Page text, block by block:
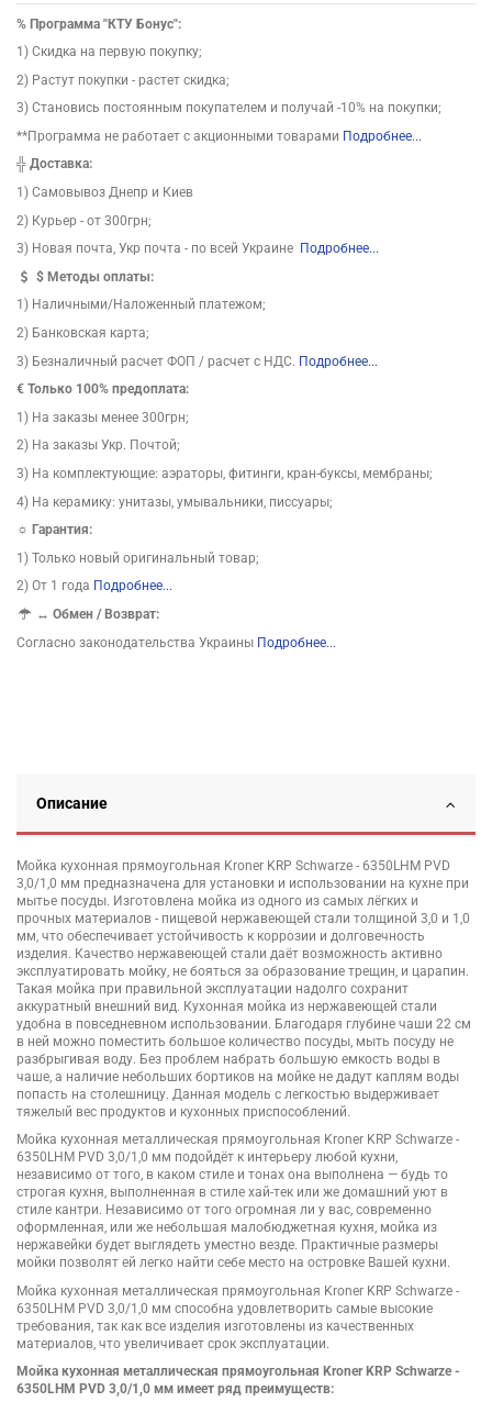
% Программа "КТУ Бонус":
1) Скидка на первую покупку;
2) Растут покупки - растет скидка;
3) Становись постоянным покупателем и получай -10% на покупки;
**Программа не работает с акционными товарами Подробнее...
╬ Доставка:
1) Самовывоз Днепр и Киев
2) Курьер - от 300грн;
3) Новая почта, Укр почта - по всей Украине Подробнее...
$Методы оплаты:
1) Наличными/Наложенный платежом;
2) Банковская карта;
3) Безналичный расчет ФОП / расчет с НДС. Подробнее...
€ Только 100% предоплата:
1) На заказы менее 300грн;
2) На заказы Укр. Почтой;
3) На комплектующие: аэраторы, фитинги, кран-буксы, мембраны;
4) На керамику: унитазы, умывальники, писсуары;
☼ Гарантия:
1) Только новый оригинальный товар;
2) От 1 года Подробнее...
↔Обмен / Возврат:
Согласно законодательства Украины Подробнее...
Описание
Мойка кухонная прямоугольная Kroner KRP Schwarze - 6350LHM PVD
3,0/1,0 мм предназначена для установки и использовании на кухне при
мытье посуды. Изготовлена мойка из одного из самых лёгких и
прочных материалов - пищевой нержавеющей стали толщиной 3,0 и 1,0
мм, что обеспечивает устойчивость к коррозии и долговечность
изделия. Качество нержавеющей стали даёт возможность активно
эксплуатировать мойку, не бояться за образование трещин, и царапин.
Такая мойка при правильной эксплуатации надолго сохранит
аккуратный внешний вид. Кухонная мойка из нержавеющей стали
удобна в повседневном использовании. Благодаря глубине чаши 22 см
в ней можно поместить большое количество посуды, мыть посуду не
разбрыгивая воду. Без проблем набрать большую емкость воды в
чаше, а наличие небольших бортиков на мойке не дадут каплям воды
попасть на столешницу. Данная модель с легкостью выдерживает
тяжелый вес продуктов и кухонных приспособлений.
Мойка кухонная металлическая прямоугольная Kroner KRP Schwarze -
6350LHM PVD 3,0/1,0 мм подойдёт к интерьеру любой кухни,
независимо от того, в каком стиле и тонах она выполнена — будь то
строгая кухня, выполненная в стиле хай-тек или же домашний уют в
стиле кантри. Независимо от того огромная ли у вас, современно
оформленная, или же небольшая малобюджетная кухня, мойка из
нержавейки будет выглядеть уместно везде. Практичные размеры
мойки позволят ей легко найти себе место на островке Вашей кухни.
Мойка кухонная металлическая прямоугольная Kroner KRP Schwarze -
6350LHM PVD 3,0/1,0 мм способна удовлетворить самые высокие
требования, так как все изделия изготовлены из качественных
материалов, что увеличивает срок эксплуатации.
Мойка кухонная металлическая прямоугольная Kroner KRP Schwarze -
6350LHM PVD 3,0/1,0 мм имеет ряд преимуществ: